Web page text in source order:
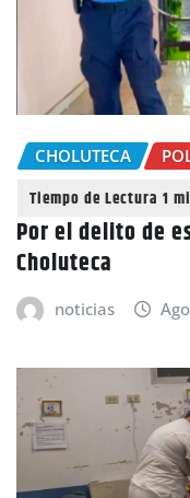
CHOLUTECA
Por el delito de
Choluteca
noticias